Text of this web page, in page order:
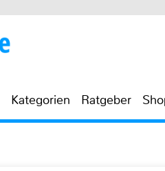
Kategorien Ratgeber